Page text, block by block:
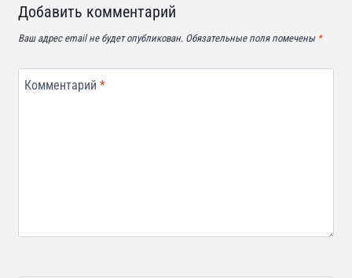
Добавить комментарий
Ваш адрес email не будет опубликован. Обязательные поля помечены *
Комментарий *